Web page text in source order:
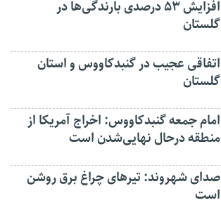
افزایش ۵۳ درصدی بارندگی‌ها در
گلستان
اتفاقی عجیب در‌ گنبدکاووس و استان
گلستان
امام جمعه گنبدکاووس: اخراج آمریکا از
منطقه درحال نهایی‌شدن است
صدای شهروند: تیرهای چراغ برق روشن
است